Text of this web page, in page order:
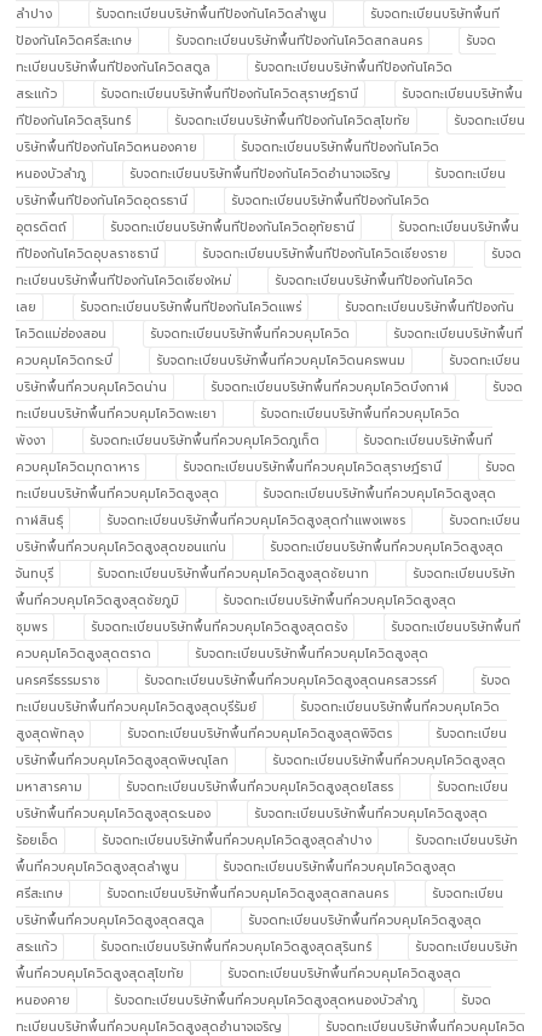
ลำปาง
รับจดทะเบียนบริษัทพื้นทีป้องกันโควิดลำพูน
รับจดทะเบียนบริษัทพื้นที
ป้องกันโควิดศรีสะเกษ
รับจดทะเบียนบริษัทพื้นทีป้องกันโควิดสกลนคร
รับจด
ทะเบียนบริษัทพื้นทีป้องกันโควิดสตูล
รับจดทะเบียนบริษัทพื้นทีป้องกันโควิด
สระแก้ว
รับจดทะเบียนบริษัทพื้นทีป้องกันโควิดสุราษฎ์ธานี
รับจดทะเบียนบริษัทพื้น
ทีป้องกันโควิดสุรินทร์
รับจดทะเบียนบริษัทพื้นทีป้องกันโควิดสุโขทัย
รับจดทะเบียน
บริษัทพื้นทีป้องกันโควิดหนองคาย
รับจดทะเบียนบริษัทพื้นทีป้องกันโควิด
หนองบัวลำภู
รับจดทะเบียนบริษัทพื้นทีป้องกันโควิดอำนาจเจริญ
รับจดทะเบียน
บริษัทพื้นทีป้องกันโควิดอุดรธานี
รับจดทะเบียนบริษัทพื้นทีป้องกันโควิด
อุตรดิตถ์
รับจดทะเบียนบริษัทพื้นทีป้องกันโควิดอุทัยธานี
รับจดทะเบียนบริษัทพื้น
ทีป้องกันโควิดอุบลราชธานี
รับจดทะเบียนบริษัทพื้นทีป้องกันโควิดเชียงราย
รับจด
ทะเบียนบริษัทพื้นทีป้องกันโควิดเชียงใหม่
รับจดทะเบียนบริษัทพื้นทีป้องกันโควิด
เลย
รับจดทะเบียนบริษัทพื้นทีป้องกันโควิดแพร่
รับจดทะเบียนบริษัทพื้นทีป้องกัน
โควิดแม่ฮ่องสอน
รับจดทะเบียนบริษัทพื้นที่ควบคุมโควิด
รับจดทะเบียนบริษัทพื้นที่
ควบคุมโควิดกระบี่
รับจดทะเบียนบริษัทพื้นที่ควบคุมโควิดนครพนม
รับจดทะเบียน
บริษัทพื้นที่ควบคุมโควิดน่าน
รับจดทะเบียนบริษัทพื้นที่ควบคุมโควิดบึงกาฬ
รับจด
ทะเบียนบริษัทพื้นที่ควบคุมโควิดพะเยา
รับจดทะเบียนบริษัทพื้นที่ควบคุมโควิด
พังงา
รับจดทะเบียนบริษัทพื้นที่ควบคุมโควิดภูเก็ต
รับจดทะเบียนบริษัทพื้นที่
ควบคุมโควิดมุกดาหาร
รับจดทะเบียนบริษัทพื้นที่ควบคุมโควิดสุราษฎ์ธานี
รับจด
ทะเบียนบริษัทพื้นที่ควบคุมโควิดสูงสุด
รับจดทะเบียนบริษัทพื้นที่ควบคุมโควิดสูงสุด
กาฬสินธุ์
รับจดทะเบียนบริษัทพื้นที่ควบคุมโควิดสูงสุดกำแพงเพชร
รับจดทะเบียน
บริษัทพื้นที่ควบคุมโควิดสูงสุดขอนแก่น
รับจดทะเบียนบริษัทพื้นที่ควบคุมโควิดสูงสุด
จันทบุรี
รับจดทะเบียนบริษัทพื้นที่ควบคุมโควิดสูงสุดชัยนาท
รับจดทะเบียนบริษัท
พื้นที่ควบคุมโควิดสูงสุดชัยภูมิ
รับจดทะเบียนบริษัทพื้นที่ควบคุมโควิดสูงสุด
ชุมพร
รับจดทะเบียนบริษัทพื้นที่ควบคุมโควิดสูงสุดตรัง
รับจดทะเบียนบริษัทพื้นที่
ควบคุมโควิดสูงสุดตราด
รับจดทะเบียนบริษัทพื้นที่ควบคุมโควิดสูงสุด
นครศรีธรรมราช
รับจดทะเบียนบริษัทพื้นที่ควบคุมโควิดสูงสุดนครสวรรค์
รับจด
ทะเบียนบริษัทพื้นที่ควบคุมโควิดสูงสุดบุรีรัมย์
รับจดทะเบียนบริษัทพื้นที่ควบคุมโควิด
สูงสุดพัทลุง
รับจดทะเบียนบริษัทพื้นที่ควบคุมโควิดสูงสุดพิจิตร
รับจดทะเบียน
บริษัทพื้นที่ควบคุมโควิดสูงสุดพิษณุโลก
รับจดทะเบียนบริษัทพื้นที่ควบคุมโควิดสูงสุด
มหาสารคาม
รับจดทะเบียนบริษัทพื้นที่ควบคุมโควิดสูงสุดยโสธร
รับจดทะเบียน
บริษัทพื้นที่ควบคุมโควิดสูงสุดระนอง
รับจดทะเบียนบริษัทพื้นที่ควบคุมโควิดสูงสุด
ร้อยเอ็ด
รับจดทะเบียนบริษัทพื้นที่ควบคุมโควิดสูงสุดลำปาง
รับจดทะเบียนบริษัท
พื้นที่ควบคุมโควิดสูงสุดลำพูน
รับจดทะเบียนบริษัทพื้นที่ควบคุมโควิดสูงสุด
ศรีสะเกษ
รับจดทะเบียนบริษัทพื้นที่ควบคุมโควิดสูงสุดสกลนคร
รับจดทะเบียน
บริษัทพื้นที่ควบคุมโควิดสูงสุดสตูล
รับจดทะเบียนบริษัทพื้นที่ควบคุมโควิดสูงสุด
สระแก้ว
รับจดทะเบียนบริษัทพื้นที่ควบคุมโควิดสูงสุดสุรินทร์
รับจดทะเบียนบริษัท
พื้นที่ควบคุมโควิดสูงสุดสุโขทัย
รับจดทะเบียนบริษัทพื้นที่ควบคุมโควิดสูงสุด
หนองคาย
รับจดทะเบียนบริษัทพื้นที่ควบคุมโควิดสูงสุดหนองบัวลำภู
รับจด
ทะเบียนบริษัทพื้นที่ควบคุมโควิดสูงสุดอำนาจเจริญ
รับจดทะเบียนบริษัทพื้นที่ควบคุมโควิด